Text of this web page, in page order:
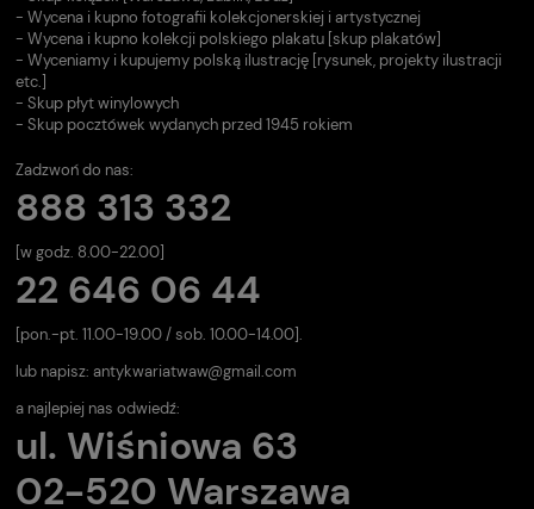
- Wycena i kupno fotografii kolekcjonerskiej i artystycznej
- Wycena i kupno kolekcji polskiego plakatu [skup plakatów]
- Wyceniamy i kupujemy polską ilustrację [rysunek, projekty ilustracji
etc.]
- Skup płyt winylowych
- Skup pocztówek wydanych przed 1945 rokiem
Zadzwoń do nas:
888 313 332
[w godz. 8.00-22.00]
22 646 06 44
[pon.-pt. 11.00-19.00 / sob. 10.00-14.00].
lub napisz: antykwariatwaw@gmail.com
a najlepiej nas odwiedź:
ul. Wiśniowa 63
02-520 Warszawa